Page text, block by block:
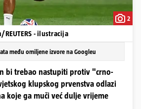
2
- ilustracija
među omiljene izvore na Googleu
bi trebao nastupiti protiv "crno-
klupskog prvenstva odlazi
koje ga muči već dulje vrijeme